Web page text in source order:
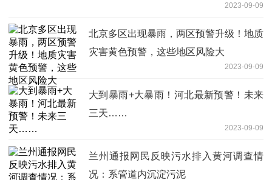
2023-09-09
北京多区出现暴雨，两区预警升级！地质
灾害黄色预警，这些地区风险大
2023-09-09
大到暴雨+大暴雨！河北最新预警！未来
三天……
2023-09-09
兰州通报网民反映污水排入黄河调查情
况：系管道内沉淀污泥